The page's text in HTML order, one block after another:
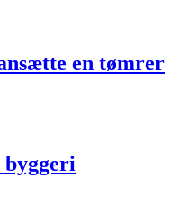
en tømrer
byggeri